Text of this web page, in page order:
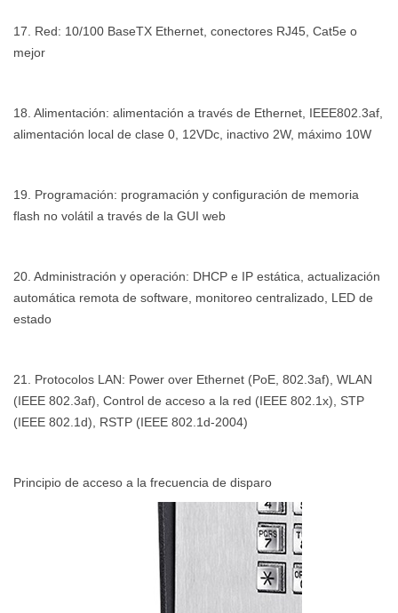
17. Red: 10/100 BaseTX Ethernet, conectores RJ45, Cat5e o
mejor
18. Alimentación: alimentación a través de Ethernet, IEEE802.3af,
alimentación local de clase 0, 12VDc, inactivo 2W, máximo 10W
19. Programación: programación y configuración de memoria
flash no volátil a través de la GUI web
20. Administración y operación: DHCP e IP estática, actualización
automática remota de software, monitoreo centralizado, LED de
estado
21. Protocolos LAN: Power over Ethernet (PoE, 802.3af), WLAN
(IEEE 802.3af), Control de acceso a la red (IEEE 802.1x), STP
(IEEE 802.1d), RSTP (IEEE 802.1d-2004)
Principio de acceso a la frecuencia de disparo